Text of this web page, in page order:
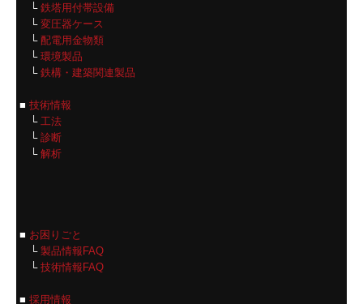
└鉄塔用付帯設備
└変圧器ケース
└配電用金物類
└環境製品
└鉄構・建築関連製品
■技術情報
└工法
└診断
└解析
■ お困りごと
└製品情報FAQ
└技術情報FAQ
■採用情報